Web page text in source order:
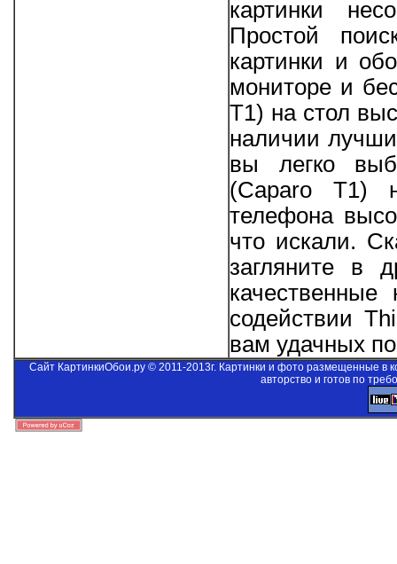
картинки
Простой
картинки и
мониторе и
T1) на стол
наличии
вы легко
(Caparo T1)
телефона
что искали.
загляните в
содействии
вам удачных
Сайт КартинкиОбои.ру © 2011-2013г. Картинки и фото размещенные в
авторство и готов по